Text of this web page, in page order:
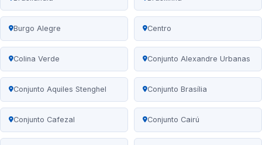
Burgo Alegre Centro
Colina Verde Conjunto Alexandre Urbanas
Conjunto Aquiles Stenghel Conjunto Brasília
Conjunto Cafezal Conjunto Cairú